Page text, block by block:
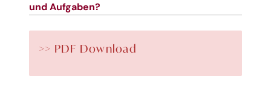
und Aufgaben?
>> PDF Download